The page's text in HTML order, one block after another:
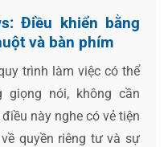
Điều khiển bằng
và bàn phím
trình làm việc có thể
giọng nói, không cần
này nghe có vẻ tiện
quyền riêng tư và sự